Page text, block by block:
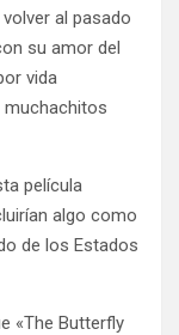
al pasado
su amor del
vida
muchachitos
película
algo como
de los Estados
«The Butterfly